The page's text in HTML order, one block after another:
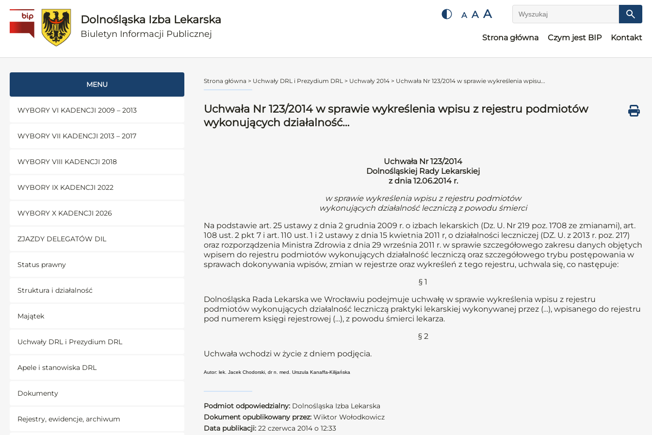
Dolnośląska Izba Lekarska
Biuletyn Informacji Publicznej
A A A Wyszukaj
Strona główna Czym jest BIP Kontakt
MENU
WYBORY VI KADENCJI 2009 – 2013
WYBORY VII KADENCJI 2013 – 2017
WYBORY VIII KADENCJI 2018
WYBORY IX KADENCJI 2022
WYBORY X KADENCJI 2026
ZJAZDY DELEGATÓW DIL
Status prawny
Struktura i działalność
Majątek
Uchwały DRL i Prezydium DRL
Apele i stanowiska DRL
Dokumenty
Rejestry, ewidencje, archiwum
Strona główna > Uchwały DRL i Prezydium DRL > Uchwały 2014 > Uchwała Nr 123/2014 w sprawie wykreślenia wpisu...
Uchwała Nr 123/2014 w sprawie wykreślenia wpisu z rejestru podmiotów
wykonujących działalność…
Uchwała Nr 123/2014
Dolnośląskiej Rady Lekarskiej
z dnia 12.06.2014 r.
w sprawie wykreślenia wpisu z rejestru podmiotów
wykonujących działalność leczniczą z powodu śmierci
Na podstawie art. 25 ustawy z dnia 2 grudnia 2009 r. o izbach lekarskich (Dz. U. Nr 219 poz. 1708 ze zmianami), art.
108 ust. 2 pkt 7 i art. 110 ust. 1 i 2 ustawy z dnia 15 kwietnia 2011 r, o działalności leczniczej (DZ. U. z 2013 r. poz. 217)
oraz rozporządzenia Ministra Zdrowia z dnia 29 września 2011 r. w sprawie szczegółowego zakresu danych objętych
wpisem do rejestru podmiotów wykonujących działalność leczniczą oraz szczegółowego trybu postępowania w
sprawach dokonywania wpisów, zmian w rejestrze oraz wykreśleń z tego rejestru, uchwala się, co następuje:
§ 1
Dolnośląska Rada Lekarska we Wrocławiu podejmuje uchwałę w sprawie wykreślenia wpisu z rejestru
podmiotów wykonujących działalność leczniczą praktyki lekarskiej wykonywanej przez (…), wpisanego do rejestru
pod numerem księgi rejestrowej (…), z powodu śmierci lekarza.
§ 2
Uchwała wchodzi w życie z dniem podjęcia.
Autor: lek. Jacek Chodorski, dr n. med. Urszula Kanaffa-Kilijańska
Podmiot odpowiedzialny: Dolnośląska Izba Lekarska
Dokument opublikowany przez: Wiktor Wołodkowicz
Data publikacji: 22 czerwca 2014 o 12:33